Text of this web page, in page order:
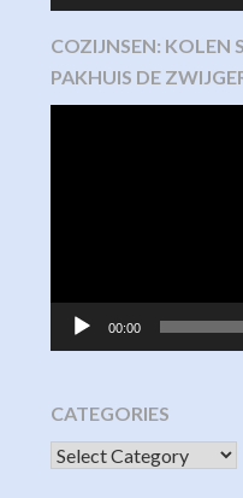
COZIJNSEN: KOLEN
PAKHUIS DE
00:00
CATEGORIES
CATEGORIES